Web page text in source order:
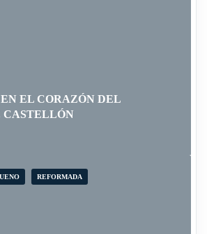
EN EL CORAZÓN DEL
CASTELLÓN
REFORMADA